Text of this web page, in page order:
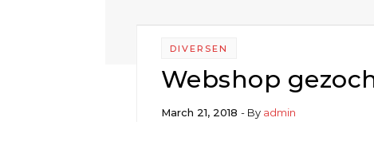
DIVERSEN
Webshop
March 21, 2018 - By admin